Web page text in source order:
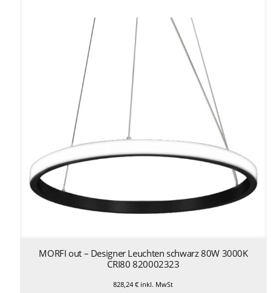
MORFI out – Designer Leuchten schwarz 80W 3000K
CRI80 820002323
828,24€ inkl. MwSt